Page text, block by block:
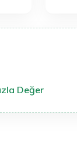
Değer